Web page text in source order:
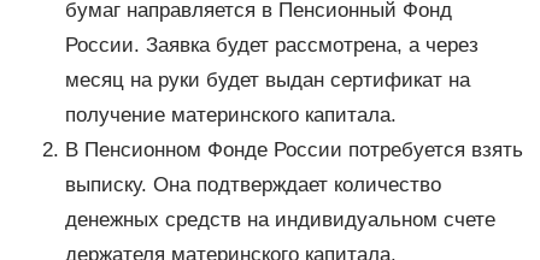
бумаг направляется в Пенсионный Фонд
России. Заявка будет рассмотрена, а через
месяц на руки будет выдан сертификат на
получение материнского капитала.
В Пенсионном Фонде России потребуется взять
выписку. Она подтверждает количество
денежных средств на индивидуальном счете
держателя материнского капитала.